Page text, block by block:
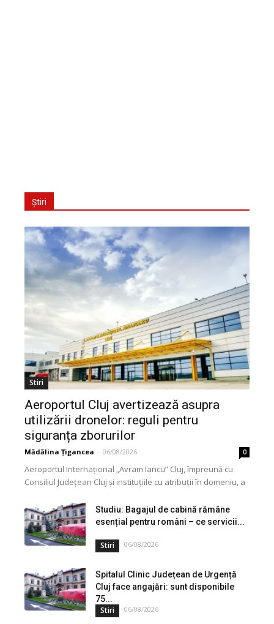
Știri
Stiri
Aeroportul Cluj avertizează asupra
utilizării dronelor: reguli pentru
siguranța zborurilor
Mădălina Țigancea - 06/08/2026 0
Aeroportul Internațional „Avram Iancu” Cluj, împreună cu
Consiliul Județean Cluj și instituțiile cu atribuții în domeniu, a
Studiu: Bagajul de cabină rămâne
esențial pentru români – ce servicii...
Stiri 06/08/2026
Spitalul Clinic Județean de Urgență
Cluj face angajări: sunt disponibile
75...
Stiri 06/08/2026